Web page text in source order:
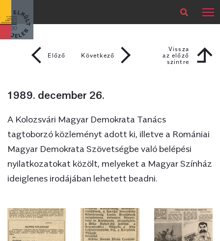
×
Vissza az
1989. december 26.
Előző Következő
Vissza
az előző
szintre
1989. december 26.
A Kolozsvári Magyar Demokrata Tanács
tagtoborzó közleményt adott ki, illetve a Romániai
Magyar Demokrata Szövetségbe való belépési
nyilatkozatokat közölt, melyeket a Magyar Színház
ideiglenes irodájában lehetett beadni.